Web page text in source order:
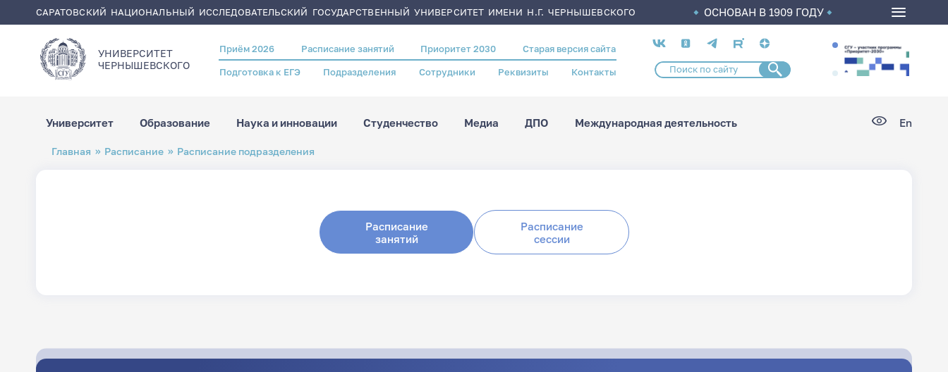
САРАТОВСКИЙ НАЦИОНАЛЬНЫЙ ИССЛЕДОВАТЕЛЬСКИЙ ГОСУДАРСТВЕННЫЙ УНИВЕРСИТЕТ ИМЕНИ Н.Г. ЧЕРНЫШЕВСКОГО ОСНОВАН В 1909 ГОДУ
УНИВЕРСИТЕТ
ЧЕРНЫШЕВСКОГO
Header
menu
Приём 2026 Расписание занятий Приоритет 2030 Старая версия сайта
Подготовка к ЕГЭ Подразделения Сотрудники Реквизиты Контакты
Социальные
сети
Университет Образование Наука и инновации Студенчество Медиа ДПО Международная деятельность En
Строка
навигации
Главная Расписание Расписание подразделения
Расписание
занятий
Расписание
сессии